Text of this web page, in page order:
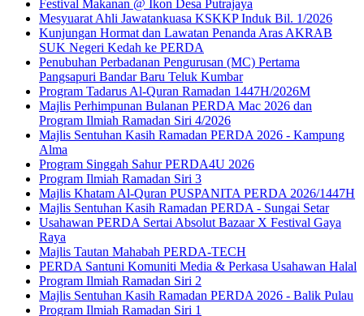
Festival Makanan @ Ikon Desa Putrajaya
Mesyuarat Ahli Jawatankuasa KSKKP Induk Bil. 1/2026
Kunjungan Hormat dan Lawatan Penanda Aras AKRAB
SUK Negeri Kedah ke PERDA
Penubuhan Perbadanan Pengurusan (MC) Pertama
Pangsapuri Bandar Baru Teluk Kumbar
Program Tadarus Al-Quran Ramadan 1447H/2026M
Majlis Perhimpunan Bulanan PERDA Mac 2026 dan
Program Ilmiah Ramadan Siri 4/2026
Majlis Sentuhan Kasih Ramadan PERDA 2026 - Kampung
Alma
Program Singgah Sahur PERDA4U 2026
Program Ilmiah Ramadan Siri 3
Majlis Khatam Al-Quran PUSPANITA PERDA 2026/1447H
Majlis Sentuhan Kasih Ramadan PERDA - Sungai Setar
Usahawan PERDA Sertai Absolut Bazaar X Festival Gaya
Raya
Majlis Tautan Mahabah PERDA-TECH
PERDA Santuni Komuniti Media & Perkasa Usahawan Halal
Program Ilmiah Ramadan Siri 2
Majlis Sentuhan Kasih Ramadan PERDA 2026 - Balik Pulau
Program Ilmiah Ramadan Siri 1